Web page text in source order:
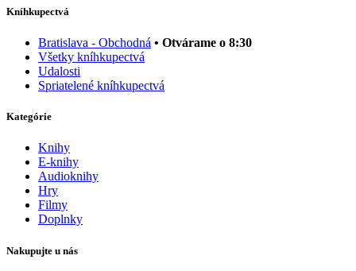
Kníhkupectvá
Bratislava - Obchodná • Otvárame o 8:30
Všetky kníhkupectvá
Udalosti
Spriatelené kníhkupectvá
Kategórie
Knihy
E-knihy
Audioknihy
Hry
Filmy
Doplnky
Nakupujte u nás